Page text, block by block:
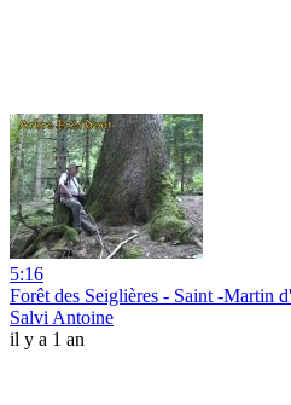
5:16
Forêt des Seiglières - Saint -Martin
Salvi Antoine
il y a 1 an